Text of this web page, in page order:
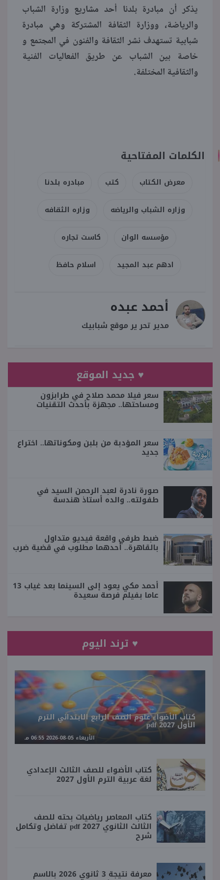
يذكر أن مبادرة بلدنا أحد مشاريع وزارة الشباب
والرياضة، ووزارة الثقافة المشتركة وهي مبادرة
شبابية تستهدف نشر الثقافة والفنون في المجتمع و
خاصة بين الشباب عن طريق الفعاليات الفنية
والثقافية المختلفة.
الكلمات المفتاحية
معرض الكتاب كتب مبادره بلدنا
وزاره الشباب والرياضه وزاره الثقافه
مؤسسه الوان كاست تجاره
ادهم عبد المجيد اسلام حافظ
أحمد عبده
مدير تحر ير موقع شبابيك
♥ جديد الموقع
سعر فيلا محمد صلاح في طرابزون
ومساحتها.. مجهزة بأحدث التقنيات
سعر المؤدبة من بلبن ومكوناتها.. اختراع
جديد
صورة نادرة لعبد الرحمن السيد في
طفولته.. والده أستاذ هندسة
ضبط طرفي واقعة فيديو متداول
بالقاهرة.. أحدهما مطلوب في قضية ضرب
أحمد مكي يعود إلى السينما بعد غياب 13
عاما بفيلم فرصة سعيدة
♥ ترند اليوم
كتاب الأضواء علوم الصف الرابع الابتدائي الترم
الأول 2027 pdf
الأربعاء 05-08-2026 06:55 مـ
كتاب الأضواء للصف الثالث الإعدادي
لغة عربية الترم الأول 2027
كتاب المعاصر رياضيات بحته للصف
الثالث الثانوي 2027 pdf تفاضل وتكامل
شرح
معرفة نتيجة 3 ثانوي 2026 بالاسم